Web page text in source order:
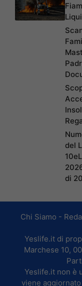
del
di
Chi Siamo -
Yeslife.it di
Marchese 10,
Yeslife.it non è
viene